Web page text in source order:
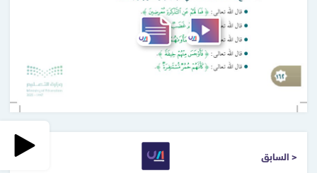
< السابق التالي >